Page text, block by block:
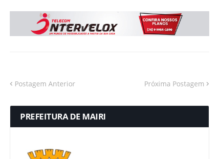
Postagem Anterior Próxima Postagem
PREFEITURA DE MAIRI